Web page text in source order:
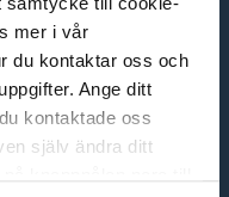
mer i vår
du kontaktar oss och
Ange ditt
kontaktade oss
själv ändra ditt
kunde vi
fullt ut.